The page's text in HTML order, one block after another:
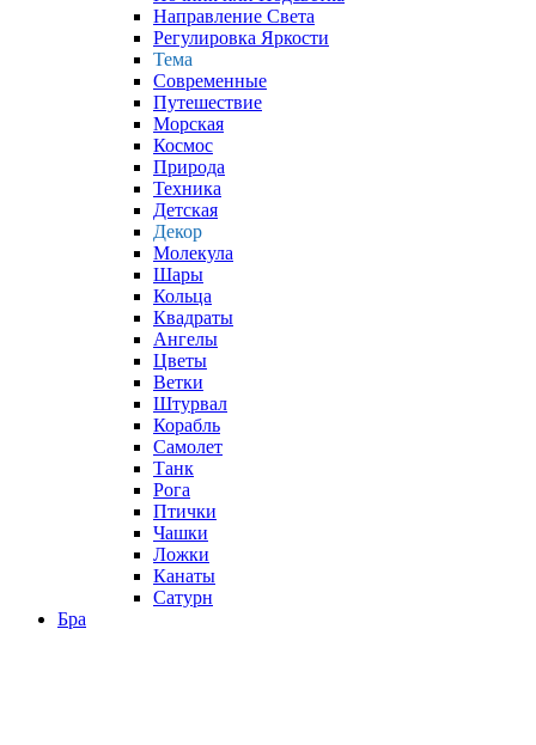
Направление Света
Регулировка Яркости
Тема
Современные
Путешествие
Морская
Космос
Природа
Техника
Детская
Декор
Молекула
Шары
Кольца
Квадраты
Ангелы
Цветы
Ветки
Штурвал
Корабль
Самолет
Танк
Рога
Птички
Чашки
Ложки
Канаты
Сатурн
Бра